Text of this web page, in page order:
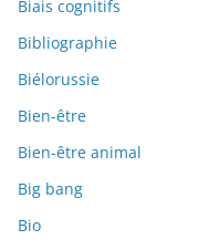
Biais cognitifs
Bibliographie
Biélorussie
Bien-être
Bien-être animal
Big bang
Bio